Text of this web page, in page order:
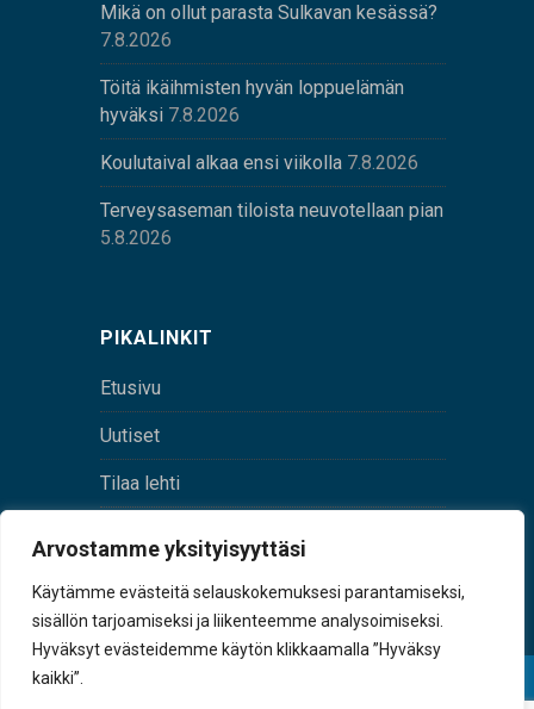
Arvostamme yksityisyyttäsi
Käytämme evästeitä selauskokemuksesi parantamiseksi,
sisällön tarjoamiseksi ja liikenteemme analysoimiseksi.
Hyväksyt evästeidemme käytön klikkaamalla ”Hyväksy
kaikki”.
Mikä on ollut parasta Sulkavan kesässä?
7.8.2026
Töitä ikäihmisten hyvän loppuelämän
hyväksi 7.8.2026
Koulutaival alkaa ensi viikolla 7.8.2026
Terveysaseman tiloista neuvotellaan pian
5.8.2026
PIKALINKIT
Etusivu
Uutiset
Tilaa lehti